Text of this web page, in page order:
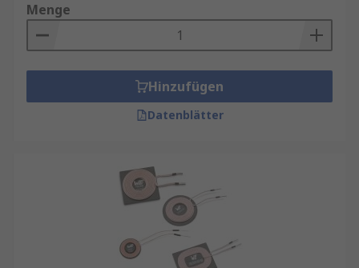
Menge
Hinzufügen
Datenblätter